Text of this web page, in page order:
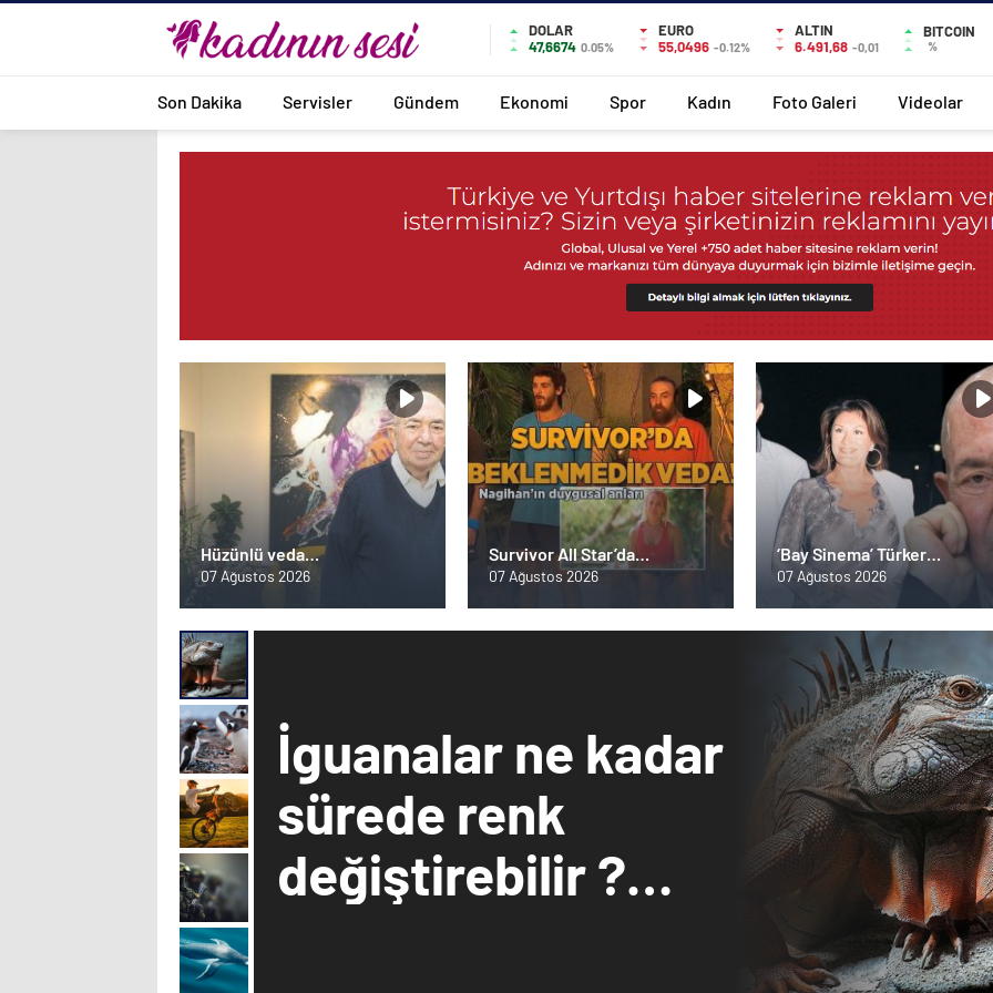
DOLAR
47,6674 0.05%
EURO
55,0496 -0.12%
ALTIN
6.491,68 -0,01
BITCOIN
%
Son Dakika Servisler Gündem Ekonomi Spor Kadın Foto Galeri Videolar
Hüzünlü veda…
07 Ağustos 2026
Survivor All Star’da
beklenmedik veda: Düelloda
07 Ağustos 2026
‘Bay Sinema’ Türker
İnanoğlu’na veda!
07 Ağustos 2026
İguanalar ne kadar
sürede renk
değiştirebilir ?